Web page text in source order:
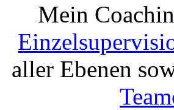
Mein
aller Ebenen